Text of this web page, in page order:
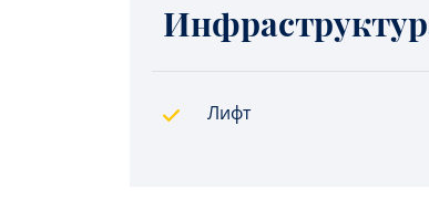
Лифт